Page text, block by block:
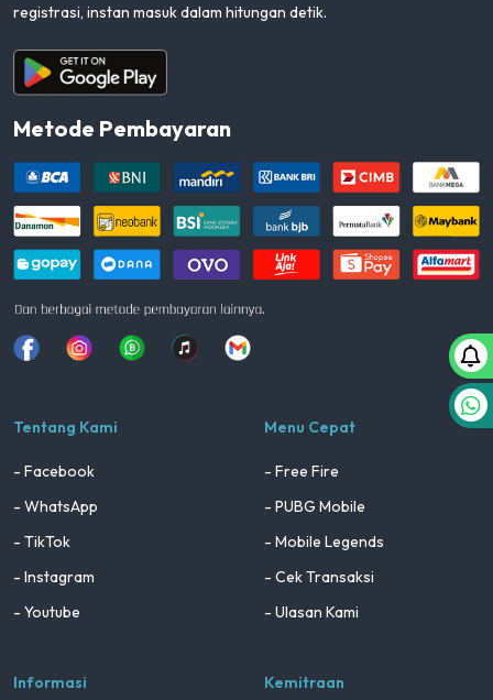
registrasi, instan masuk dalam hitungan detik.
Aplikasi Android
Metode Pembayaran
FacebookInstagramWhatsapp
Tiktok youtube
Tentang Kami
- Facebook
- WhatsApp
- TikTok
- Instagram
- Youtube
Informasi
Menu Cepat
- Free Fire
- PUBG Mobile
- Mobile Legends
- Cek Transaksi
- Ulasan Kami
Kemitraan